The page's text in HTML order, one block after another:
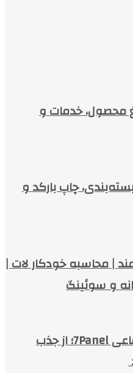
محصول، خدمات و
چاپ بارکد و
| محاسبه خودکار لات |
و سوئینگ
خدمات شبکه‌های اجتماعی 7Panel؛ از جذب